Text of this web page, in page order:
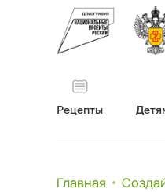
Рецепты
Главная